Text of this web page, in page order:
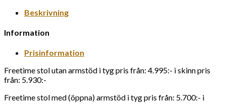
Beskrivning
Information
Prisinformation
Freetime stol utan armstöd i tyg pris från: 4.995:- i skinn pris
från: 5.930:-
Freetime stol med (öppna) armstöd i tyg pris från: 5.700:- i